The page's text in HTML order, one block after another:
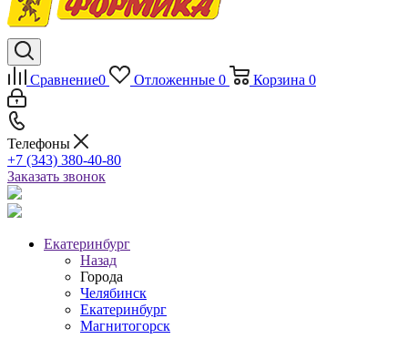
Сравнение0 Отложенные 0 Корзина 0
Телефоны
+7 (343) 380-40-80
Заказать звонок
Екатеринбург
Назад
Города
Челябинск
Екатеринбург
Магнитогорск